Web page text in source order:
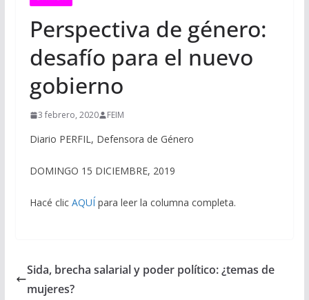
Perspectiva de género:
desafío para el nuevo
gobierno
3 febrero, 2020 FEIM
Diario PERFIL, Defensora de Género
DOMINGO 15 DICIEMBRE, 2019
Hacé clic AQUÍ para leer la columna completa.
Sida, brecha salarial y poder político: ¿temas de
mujeres?